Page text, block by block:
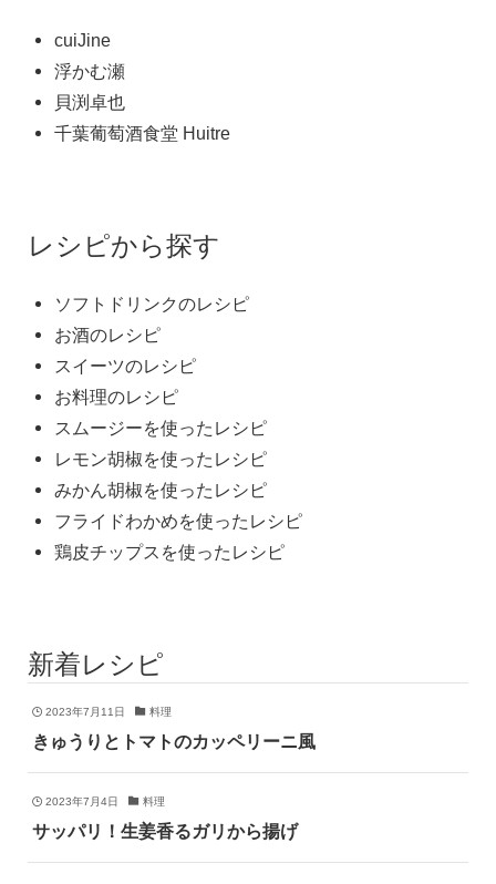
cuiJine
浮かむ瀬
貝渕卓也
千葉葡萄酒食堂 Huitre
レシピから探す
ソフトドリンクのレシピ
お酒のレシピ
スイーツのレシピ
お料理のレシピ
スムージーを使ったレシピ
レモン胡椒を使ったレシピ
みかん胡椒を使ったレシピ
フライドわかめを使ったレシピ
鶏皮チップスを使ったレシピ
新着レシピ
2023年7月11日 料理
きゅうりとトマトのカッペリーニ風
2023年7月4日 料理
サッパリ！生姜香るガリから揚げ